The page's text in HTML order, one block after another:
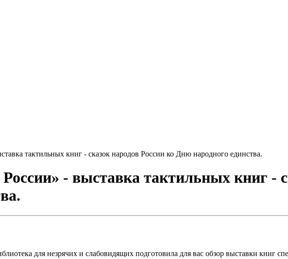
тактильных книг - сказок народов России ко Дню народного единства.
- выставка тактильных книг -
для незрячих и слабовидящих подготовила для вас обзор выставки книг